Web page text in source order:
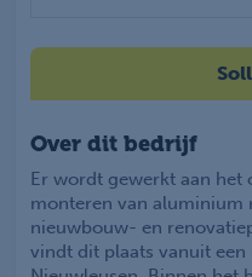
Over dit bedrijf
Er wordt gewerkt aan het
monteren van aluminium
nieuwbouw- en
vindt dit plaats vanuit